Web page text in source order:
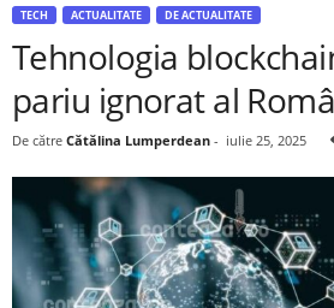
TECH ACTUALITATE DE ACTUALITATE
Tehnologia
pariu ignorat al
De către Cătălina Lumperdean - iulie 25, 2025